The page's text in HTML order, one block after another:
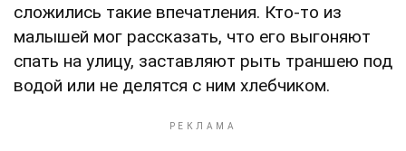
сложились такие впечатления. Кто-то из
малышей мог рассказать, что его выгоняют
спать на улицу, заставляют рыть траншею под
водой или не делятся с ним хлебчиком.